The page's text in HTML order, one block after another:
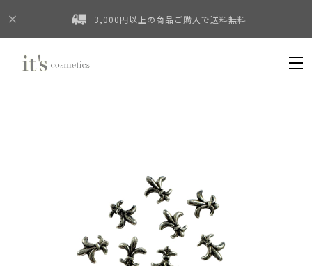
3,000円以上の商品ご購入で送料無料